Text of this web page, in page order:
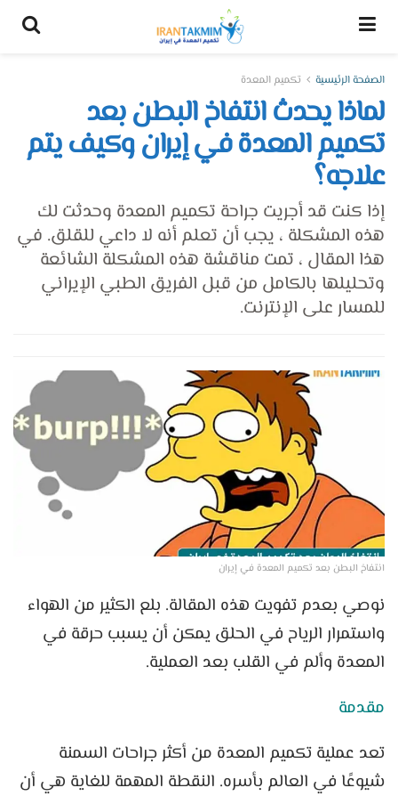
الصفحة الرئيسية تكميم المعدة
لماذا يحدث انتفاخ البطن بعد
تكميم المعدة في إيران وكيف يتم
علاجه؟
إذا كنت قد أجريت جراحة تكميم المعدة وحدثت لك
هذه المشكلة ، يجب أن تعلم أنه لا داعي للقلق. في
هذا المقال ، تمت مناقشة هذه المشكلة الشائعة
وتحليلها بالكامل من قبل الفريق الطبي الإيراني
للمسار على الإنترنت.
انتفاخ البطن بعد تكميم المعدة في إيران
نوصي بعدم تفويت هذه المقالة. بلع الكثير من الهواء
واستمرار الرياح في الحلق يمكن أن يسبب حرقة في
المعدة وألم في القلب بعد العملية.
مقدمة
تعد عملية تكميم المعدة من أكثر جراحات السمنة
شيوعًا في العالم بأسره. النقطة المهمة للغاية هي أن